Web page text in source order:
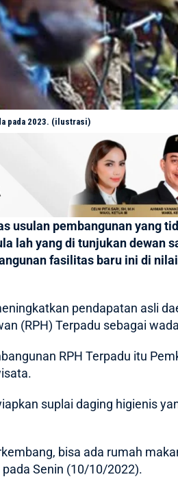
pada 2023. (ilustrasi)
usulan pembangunan yang
lah yang di tunjukan dewan
fasilitas baru ini di
pendapatan asli
(RPH) Terpadu sebagai
RPH Terpadu itu
suplai daging higienis
bisa ada rumah
Senin (10/10/2022).